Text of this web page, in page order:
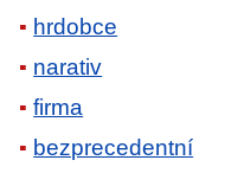
hrdobce
narativ
firma
bezprecedentní